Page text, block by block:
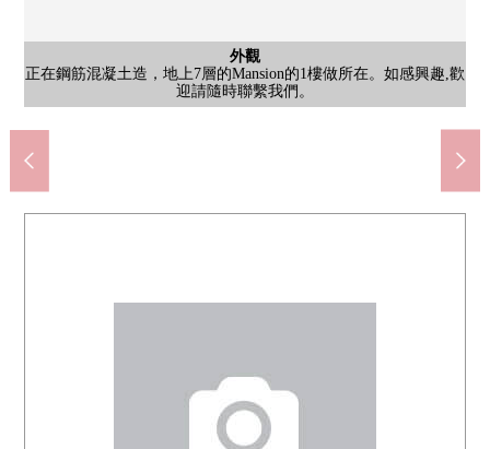
外觀
正在鋼筋混凝土造，地上7層的Mansion的1樓做所在。如感興趣,歡
迎請隨時聯繫我們。
客廳
約12.8張塌塌米LDK。因為是容易把家具的版面設計換成的長方形
的空間所以好像能享受喜歡的室內裝飾
客廳
約12.8張塌塌米LDK。廚房一邊遮蓋生活感，一邊是與在客廳的家
族的會話能享受的好的設計
客廳
約12.8張塌塌米LDK。廚房天花板感覺清醒的看得見的嵌入燈使用
廚房
用3份爐子、洗碗機效率好進行家務，能到有空的時間享受愛好的
時間以及與家族的團聚的時間。
廚房
為沒有吊戸棚的開放的類型，有開放感覺。
洗臉
三面鏡背後，盤子下面確保存儲空間。能收藏洗滌劑的存貨以及
洗臉小東西，栓周圍整理。
公共汽車
有以白領為基調的清潔感覺的浴室。
廁所
吊戸棚被為廁所上部設定，收納能要衛生紙的存貨以及清掃工
具。
室內
約5.9張塌塌米西式房間。面向陽台，是被感到自然光的房間。
收納
約5.9張塌塌米西式房間。有縱深某一個壁櫥，感覺清醒的收納能
要衣服或者床上用品。
室內
約5.3張塌塌米西式房間。為簡單的裝修，能享受喜歡的味道的室
內裝飾。
收納
約5.3張塌塌米西式房間。為能把西服掛起來好像容易決定每天的
協調。
室內
約3.8張塌塌米西式房間。放桌子，也作為在家的工作區以及圖書
空白可以靈活使用。
收納
約3.8張塌塌米西式房間。為有空白能收藏旅行箱這樣的大的東
西。
陽台
陽台
收納
走廊收納
室內
不從門口看得見客廳的私人的空白的間取設計。
門口
有以白為基調的清潔感覺的門口。爽快地招待重要的客人。
門口
是櫃台部分裝飾鑰匙盒場以及小東西，能給門口上色的空白。
外觀
Mansion中庭
入口
是被感到安心感的安全體制。
柳瀨川站(東武東上幹線)(約450m)
志木市立志木第3小學(約600m)
志木市立志木第2中學(約700m)
峰會商店柳瀨川站前店(約600m)
Maruetsu志木幸町商店(約880m)
7-Eleven志木柳瀨川站前店(約530m)
蓼內科診所(約530m)
新座志木中央綜合醫院(約1360m)
柳瀨川站前郵局(約500m)
doragguseimusu柳瀨川商店(約190m)